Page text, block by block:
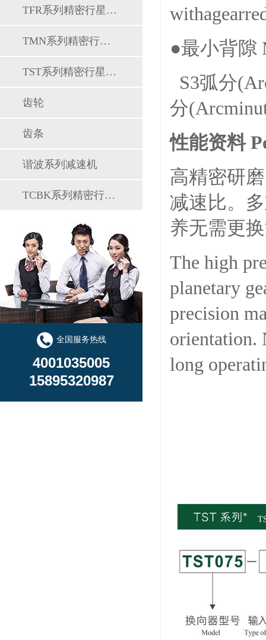
TFR系列精密行星减速机
TMN系列精密行星减速机
TST系列精密行星减速机
齿轮
齿条
谐波系列减速机
TCBK系列精密行星减速机
全国服务热线
4001035005
15895320987
●最小背隙
S3弧分
分
性能资料
高精密研
减速比。
养无需更
The high
planetary
precision
orientation.
long